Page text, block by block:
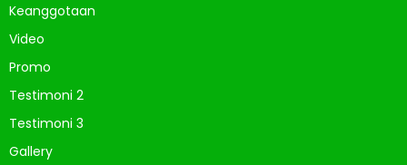
Keanggotaan
Video
Promo
Testimoni 2
Testimoni 3
Gallery